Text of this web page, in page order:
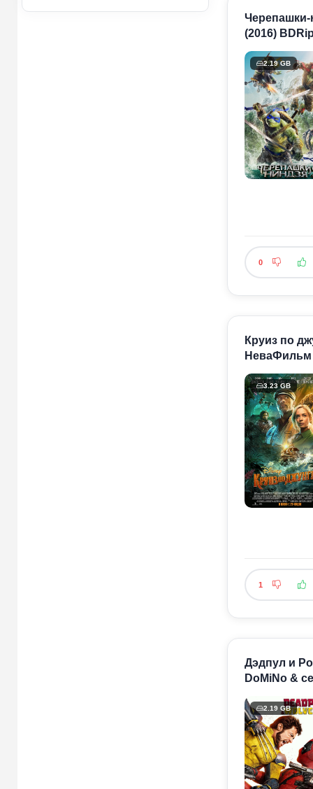
Черепашки-
(2016)
2.19 GB
0
Круиз по
НеваФильм
3.23 GB
1
Дэдпул и
DoMiNo &
2.19 GB